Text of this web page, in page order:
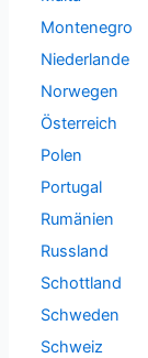
Montenegro
Niederlande
Norwegen
Österreich
Polen
Portugal
Rumänien
Russland
Schottland
Schweden
Schweiz